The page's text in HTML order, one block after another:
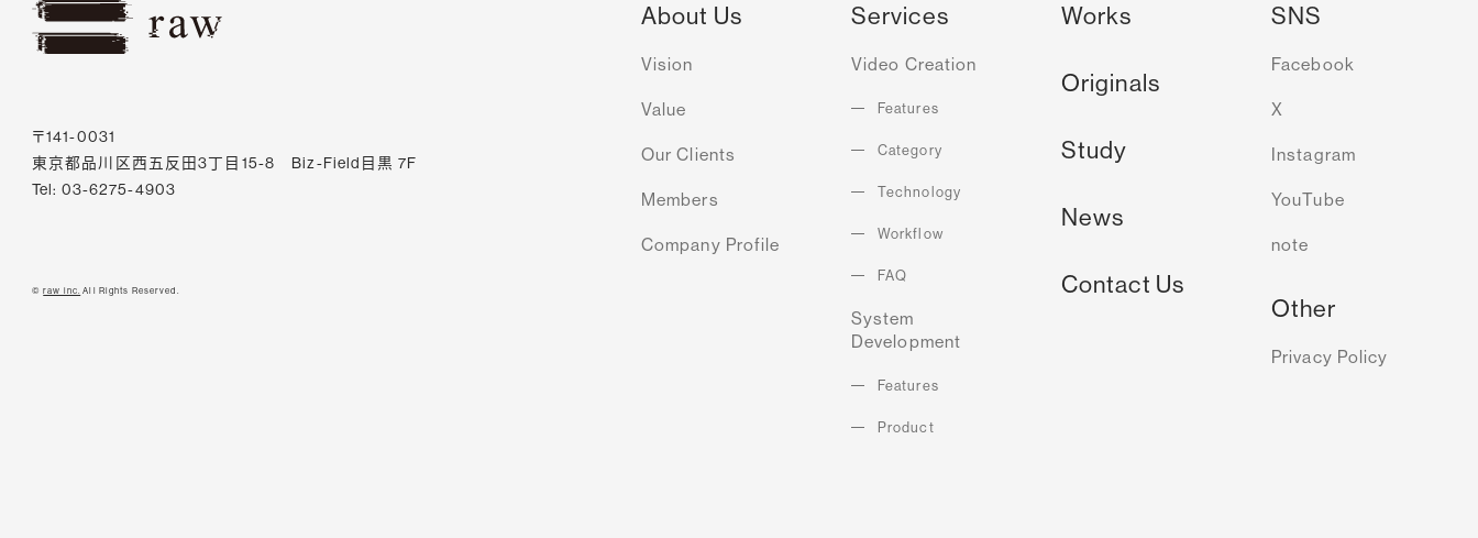
〒141-0031
東京都品川区西五反田3丁目15-8 Biz-Field目黒 7F
Tel: 03-6275-4903
About Us私たちについて
Vision
Value
Our Clients
Members
Company Profile
Servicesご提供サービス
Video Creation
Features特徴
Categoryカテゴリ
Technology
Workflow制作の流れ
FAQ
System
Development
Features特徴
Productプロダクト
Works 制作実績のご紹介
Originalsオリジナルワークのご紹介
Study スタディのご紹介
News
Contact Us
SNS
Facebook
X
Instagram
YouTube
note
Other
Privacy Policy
©raw inc. All Rights Reserved.